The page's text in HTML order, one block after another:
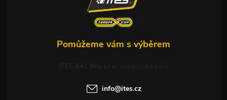
ITES RACING s.r.o.
info@ites.cz